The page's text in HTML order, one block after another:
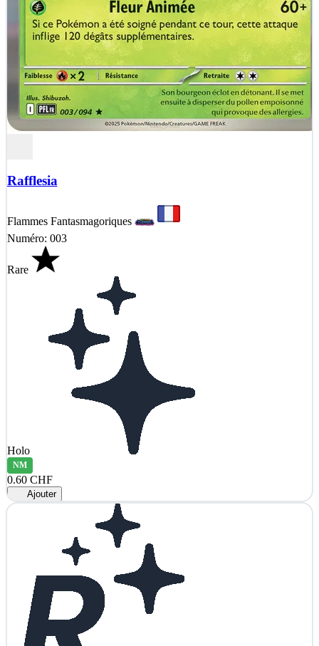
Rafflesia
Flammes Fantasmagoriques
Numéro: 003
Rare
Holo
NM
0.60 CHF
Ajouter